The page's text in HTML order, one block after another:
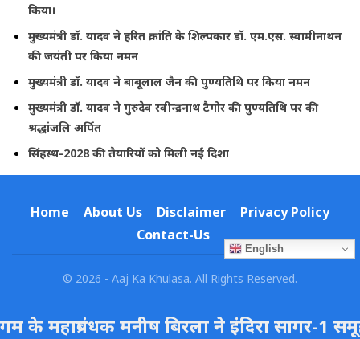
किया।
मुख्यमंत्री डॉ. यादव ने हरित क्रांति के शिल्पकार डॉ. एम.एस. स्वामीनाथन
की जयंती पर किया नमन
मुख्यमंत्री डॉ. यादव ने बाबूलाल जैन की पुण्यतिथि पर किया नमन
मुख्यमंत्री डॉ. यादव ने गुरुदेव रवीन्द्रनाथ टैगोर की पुण्यतिथि पर की
श्रद्धांजलि अर्पित
सिंहस्थ-2028 की तैयारियों को मिली नई दिशा
Home About Us Disclaimer
Privacy Policy
Contact-Us
English
© 2026 - Aaj Ka Khulasa. All Rights Reserved.
महाप्रबंधक मनीष बिरला ने इंदिरा सागर-1 समूह